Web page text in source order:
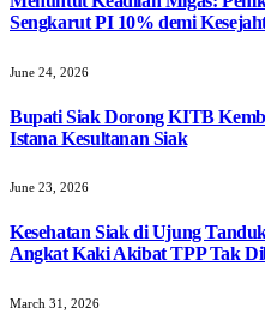
Sengkarut PI 10% demi
June 24, 2026
Bupati Siak Dorong KITB
Istana Kesultanan Siak
June 23, 2026
Kesehatan Siak di Ujung
Angkat Kaki Akibat TPP Tak
March 31, 2026